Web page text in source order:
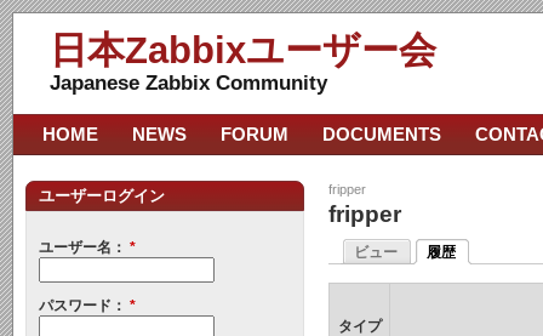
日本Zabbixユーザー会
Japanese Zabbix Community
fripper
fripper
ビュー 履歴
タイプ
HOME NEWS FORUM DOCUMENTS
ユーザーログイン
ユーザー名： *
パスワード： *